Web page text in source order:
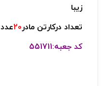
زیبا
تعداد درکارتن مادر20عدد
کد جعبه:551711